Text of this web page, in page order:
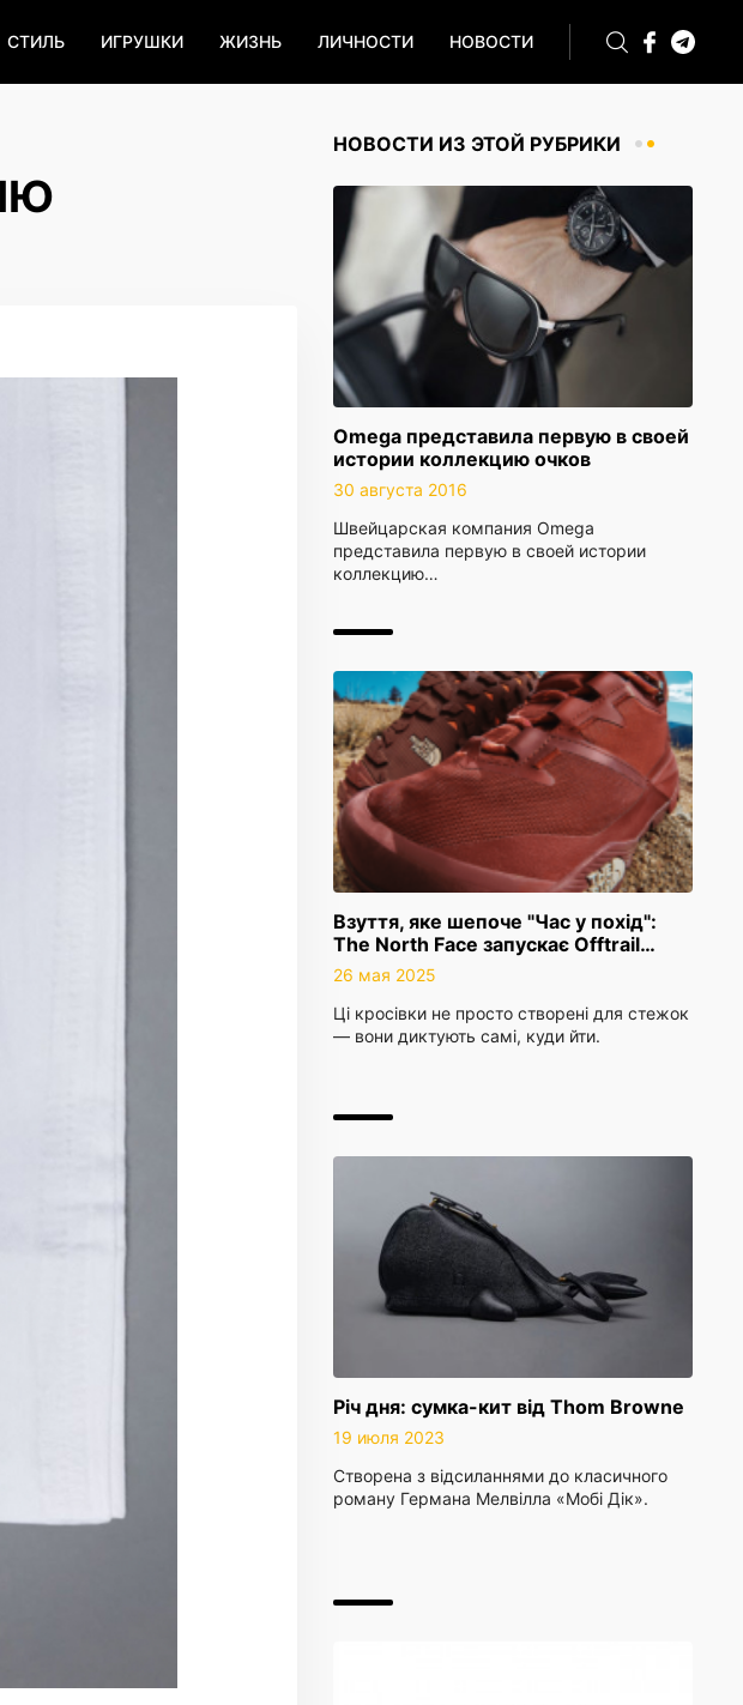
СТИЛЬ ИГРУШКИ ЖИЗНЬ ЛИЧНОСТИ НОВОСТИ
НОВОСТИ ИЗ ЭТОЙ РУБРИКИ
Omega представила первую в своей
истории коллекцию очков
30 августа 2016
Швейцарская компания Omega
представила первую в своей истории
коллекцию…
Взуття, яке шепоче "Час у похід":
The North Face запускає Offtrail…
26 мая 2025
Ці кросівки не просто створені для стежок
— вони диктують самі, куди йти.
Річ дня: сумка-кит від Thom Browne
19 июля 2023
Створена з відсиланнями до класичного
роману Германа Мелвілла «Мобі Дік».